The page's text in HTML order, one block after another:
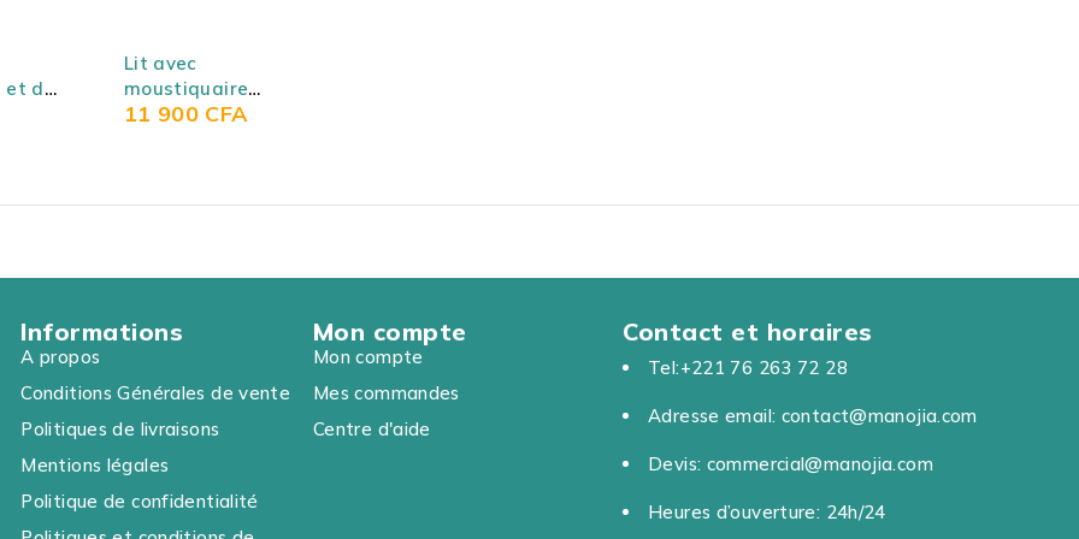
et de
Lit avec
moustiquaire
pliable pour bébé
11 900 CFA
Informations
A propos
Conditions Générales de vente
Politiques de livraisons
Mentions légales
Politique de confidentialité
Mon compte
Mon compte
Mes commandes
Centre d'aide
Contact et horaires
Tel:+221 76 263 72 28
Adresse email: contact@manojia.com
Devis: commercial@manojia.com
Heures d’ouverture: 24h/24